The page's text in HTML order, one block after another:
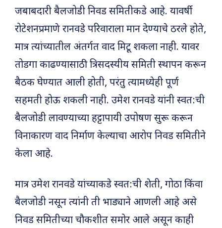
जबाबदारी बैलजोडी निवड समितीकडे आहे. यावर्षी
रोटेशनप्रमाणे रानवडे परिवाराला मान देण्याचे ठरले होते,
मात्र त्यांच्यातील अंतर्गत वाद मिटू शकला नाही. यावर
तोडगा काढण्यासाठी त्रिसदस्यीय समिती स्थापन करून
बैठक घेण्यात आली होती, परंतु त्यामध्येही पूर्ण
सहमती होऊ शकली नाही. उमेश रानवडे यांनी स्वत:ची
बैलजोडी लावण्याच्या हट्टापायी उपोषण सुरू करून
विनाकारण वाद निर्माण केल्याचा आरोप निवड समितीने
केला आहे.
मात्र उमेश रानवडे यांच्याकडे स्वत:ची शेती, गोठा किंवा
बैलजोडी नसून त्यांनी ती भाड्याने आणली आहे असे
निवड समितीच्या चौकशीत समोर आले असून काही